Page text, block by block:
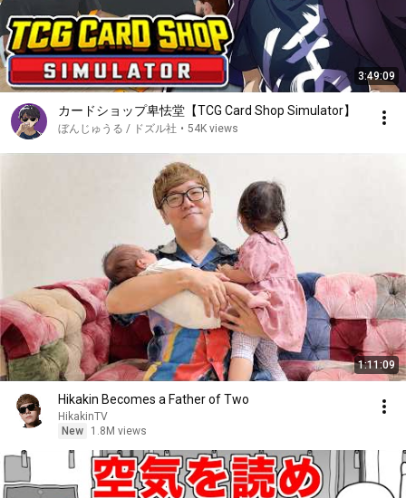
3:49:09
カードショップ卑怯堂【TCG Card Shop Simulator】
ぼんじゅうる / ドズル社 • 54K views
1:11:09
Hikakin Becomes a Father of Two
HikakinTV
New
1.8M views